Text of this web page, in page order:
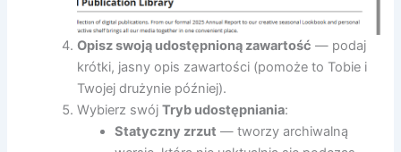
Opisz swoją udostępnioną zawartość — podaj
krótki, jasny opis zawartości (pomoże to Tobie i
Twojej drużynie później).
Wybierz swójTryb udostępniania:
Statyczny zrzut — tworzy archiwalną